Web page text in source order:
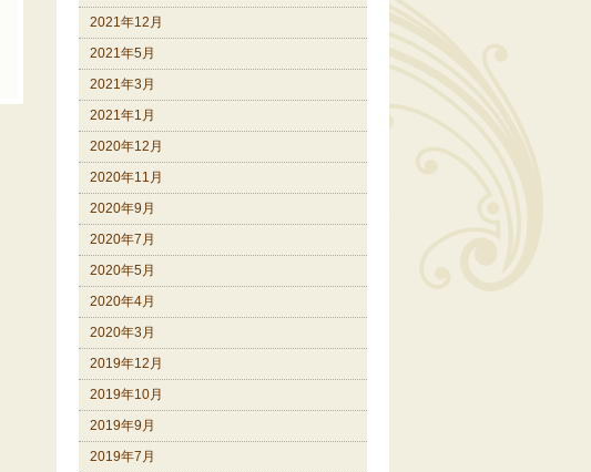
2021年12月
2021年5月
2021年3月
2021年1月
2020年12月
2020年11月
2020年9月
2020年7月
2020年5月
2020年4月
2020年3月
2019年12月
2019年10月
2019年9月
2019年7月